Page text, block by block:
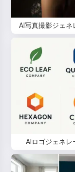
AI写真撮影ジェネ
AIロゴジェネレ